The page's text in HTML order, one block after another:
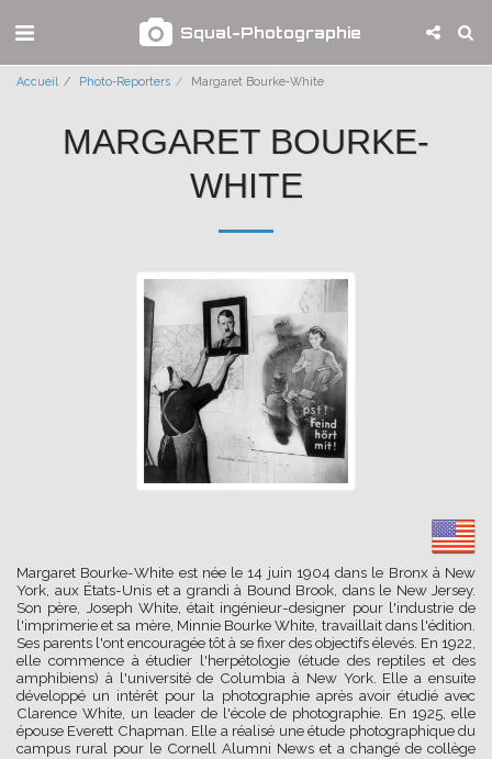
Squal-Photographie
Accueil Photo-Reporters Margaret Bourke-White
MARGARET BOURKE-
WHITE
Margaret Bourke-White est née le 14 juin 1904 dans le Bronx à New
York, aux États-Unis et a grandi à Bound Brook, dans le New Jersey.
Son père, Joseph White, était ingénieur-designer pour l'industrie de
l'imprimerie et sa mère, Minnie Bourke White, travaillait dans l'édition.
Ses parents l'ont encouragée tôt à se fixer des objectifs élevés. En 1922,
elle commence à étudier l'herpétologie (étude des reptiles et des
amphibiens) à l'université de Columbia à New York. Elle a ensuite
développé un intérêt pour la photographie après avoir étudié avec
Clarence White, un leader de l'école de photographie. En 1925, elle
épouse Everett Chapman. Elle a réalisé une étude photographique du
campus rural pour le Cornell Alumni News et a changé de collège